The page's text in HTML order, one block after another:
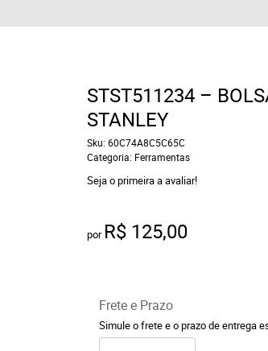
STST511234 –
STANLEY
Sku: 60C74A8C5C65C
Categoria: Ferramentas
Seja o primeira a avaliar!
por R$ 125,00
Frete e Prazo
Simule o frete e o prazo de entrega